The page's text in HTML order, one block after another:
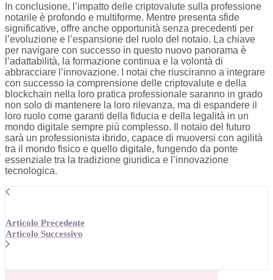
In conclusione, l’impatto delle criptovalute sulla professione
notarile è profondo e multiforme. Mentre presenta sfide
significative, offre anche opportunità senza precedenti per
l’evoluzione e l’espansione del ruolo del notaio. La chiave
per navigare con successo in questo nuovo panorama è
l’adattabilità, la formazione continua e la volontà di
abbracciare l’innovazione. I notai che riusciranno a integrare
con successo la comprensione delle criptovalute e della
blockchain nella loro pratica professionale saranno in grado
non solo di mantenere la loro rilevanza, ma di espandere il
loro ruolo come garanti della fiducia e della legalità in un
mondo digitale sempre più complesso. Il notaio del futuro
sarà un professionista ibrido, capace di muoversi con agilità
tra il mondo fisico e quello digitale, fungendo da ponte
essenziale tra la tradizione giuridica e l’innovazione
tecnologica.
Articolo Precedente
Articolo Successivo